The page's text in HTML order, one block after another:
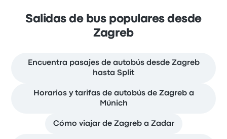
Salidas de bus populares desde
Zagreb
Encuentra pasajes de autobús desde Zagreb
hasta Split
Horarios y tarifas de autobús de Zagreb a
Múnich
Cómo viajar de Zagreb a Zadar